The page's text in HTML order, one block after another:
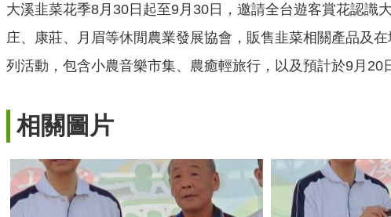
大溪韭菜花季8月30日起至9月30日，邀請全台遊客賞花認識
庄、康莊、月眉等休閒農業發展協會，販售韭菜相關產品及
列活動，包含小農音樂市集、農癒輕旅行，以及預計於9月
相關圖片